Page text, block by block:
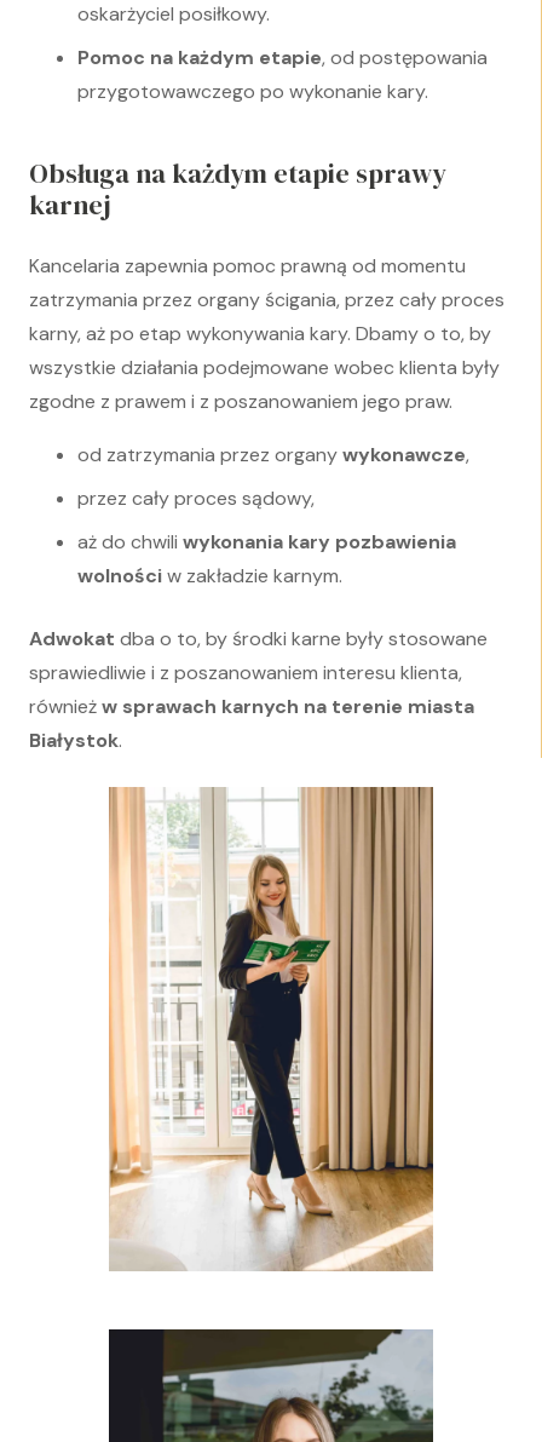
oskarżyciel posiłkowy.
Pomoc na każdym etapie, od postępowania
przygotowawczego po wykonanie kary.
Obsługa na każdym etapie sprawy
karnej
Kancelaria zapewnia pomoc prawną od momentu
zatrzymania przez organy ścigania, przez cały proces
karny, aż po etap wykonywania kary. Dbamy o to, by
wszystkie działania podejmowane wobec klienta były
zgodne z prawem i z poszanowaniem jego praw.
od zatrzymania przez organywykonawcze,
przez cały proces sądowy,
aż do chwili wykonania kary pozbawienia
wolnościw zakładzie karnym.
Adwokat dba o to, by środki karne były stosowane
sprawiedliwie i z poszanowaniem interesu klienta,
równieżw sprawach karnych na terenie miasta
Białystok.